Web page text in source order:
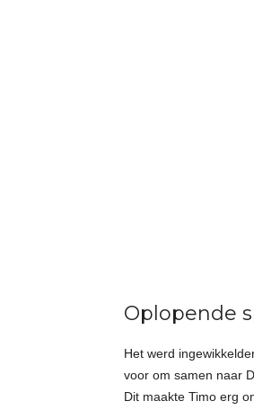
Oplopende
Het werd
voor om samen naar
Dit maakte Timo erg